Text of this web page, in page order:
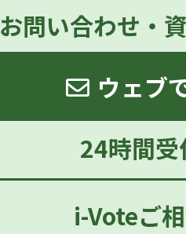
お問い合わせ・
ウェブ
24時間
i-Voteご